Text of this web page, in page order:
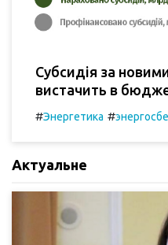
Субсидія за
вистачить в
#Энергетика #
Актуальне